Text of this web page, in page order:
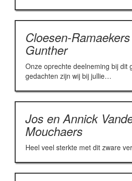
Cloesen-
Gunther
Onze oprechte deelneming bij dit
gedachten zijn wij bij jullie…
Jos en Annick
Mouchaers
Heel veel sterkte met dit zware